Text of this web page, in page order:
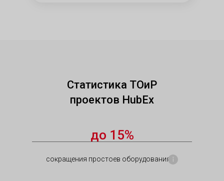
Статистика ТОиР
проектов HubEx
сокращения простоев оборудования
до 15%